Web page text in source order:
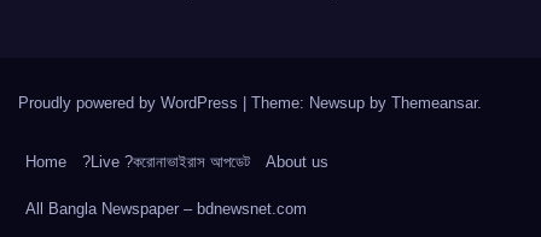
Proudly powered by WordPress Theme: Newsup by Themeansar.
Home ?Live ?করোনাভাইরাস আপডেট About us
All Bangla Newspaper – bdnewsnet.com